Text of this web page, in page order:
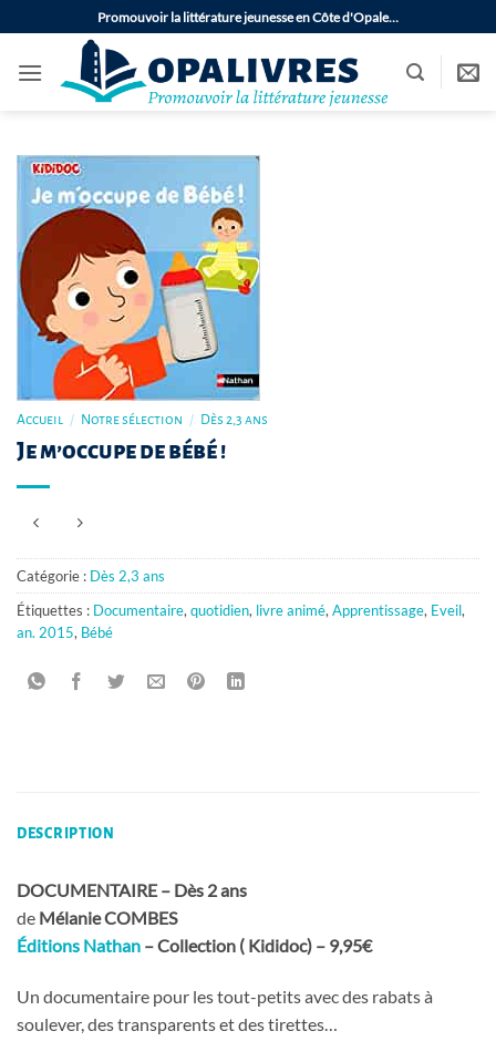
au
contenu
Promouvoir la littérature jeunesse en Côte d'Opale…
Accueil / Notre sélection / Dès 2,3 ans
Je m’occupe de bébé !
Catégorie : Dès 2,3 ans
Étiquettes : Documentaire,quotidien, livre animé,Apprentissage, Eveil,
an. 2015, Bébé
DESCRIPTION
DOCUMENTAIRE – Dès 2 ans
de Mélanie COMBES
Éditions Nathan – Collection ( Kididoc) – 9,95€
Un documentaire pour les tout-petits avec des rabats à
soulever, des transparents et des tirettes…